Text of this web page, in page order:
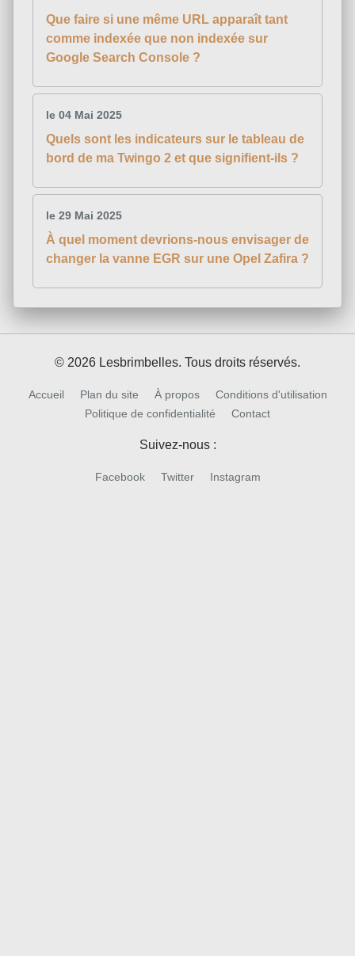
Que faire si une même URL apparaît tant
comme indexée que non indexée sur
Google Search Console ?
le 04 Mai 2025
Quels sont les indicateurs sur le tableau de
bord de ma Twingo 2 et que signifient-ils ?
le 29 Mai 2025
À quel moment devrions-nous envisager de
changer la vanne EGR sur une Opel Zafira ?
© 2026 Lesbrimbelles. Tous droits réservés.
Accueil Plan du site À propos
Conditions d'utilisation
Politique de confidentialité
Contact
Suivez-nous :
Facebook Twitter Instagram